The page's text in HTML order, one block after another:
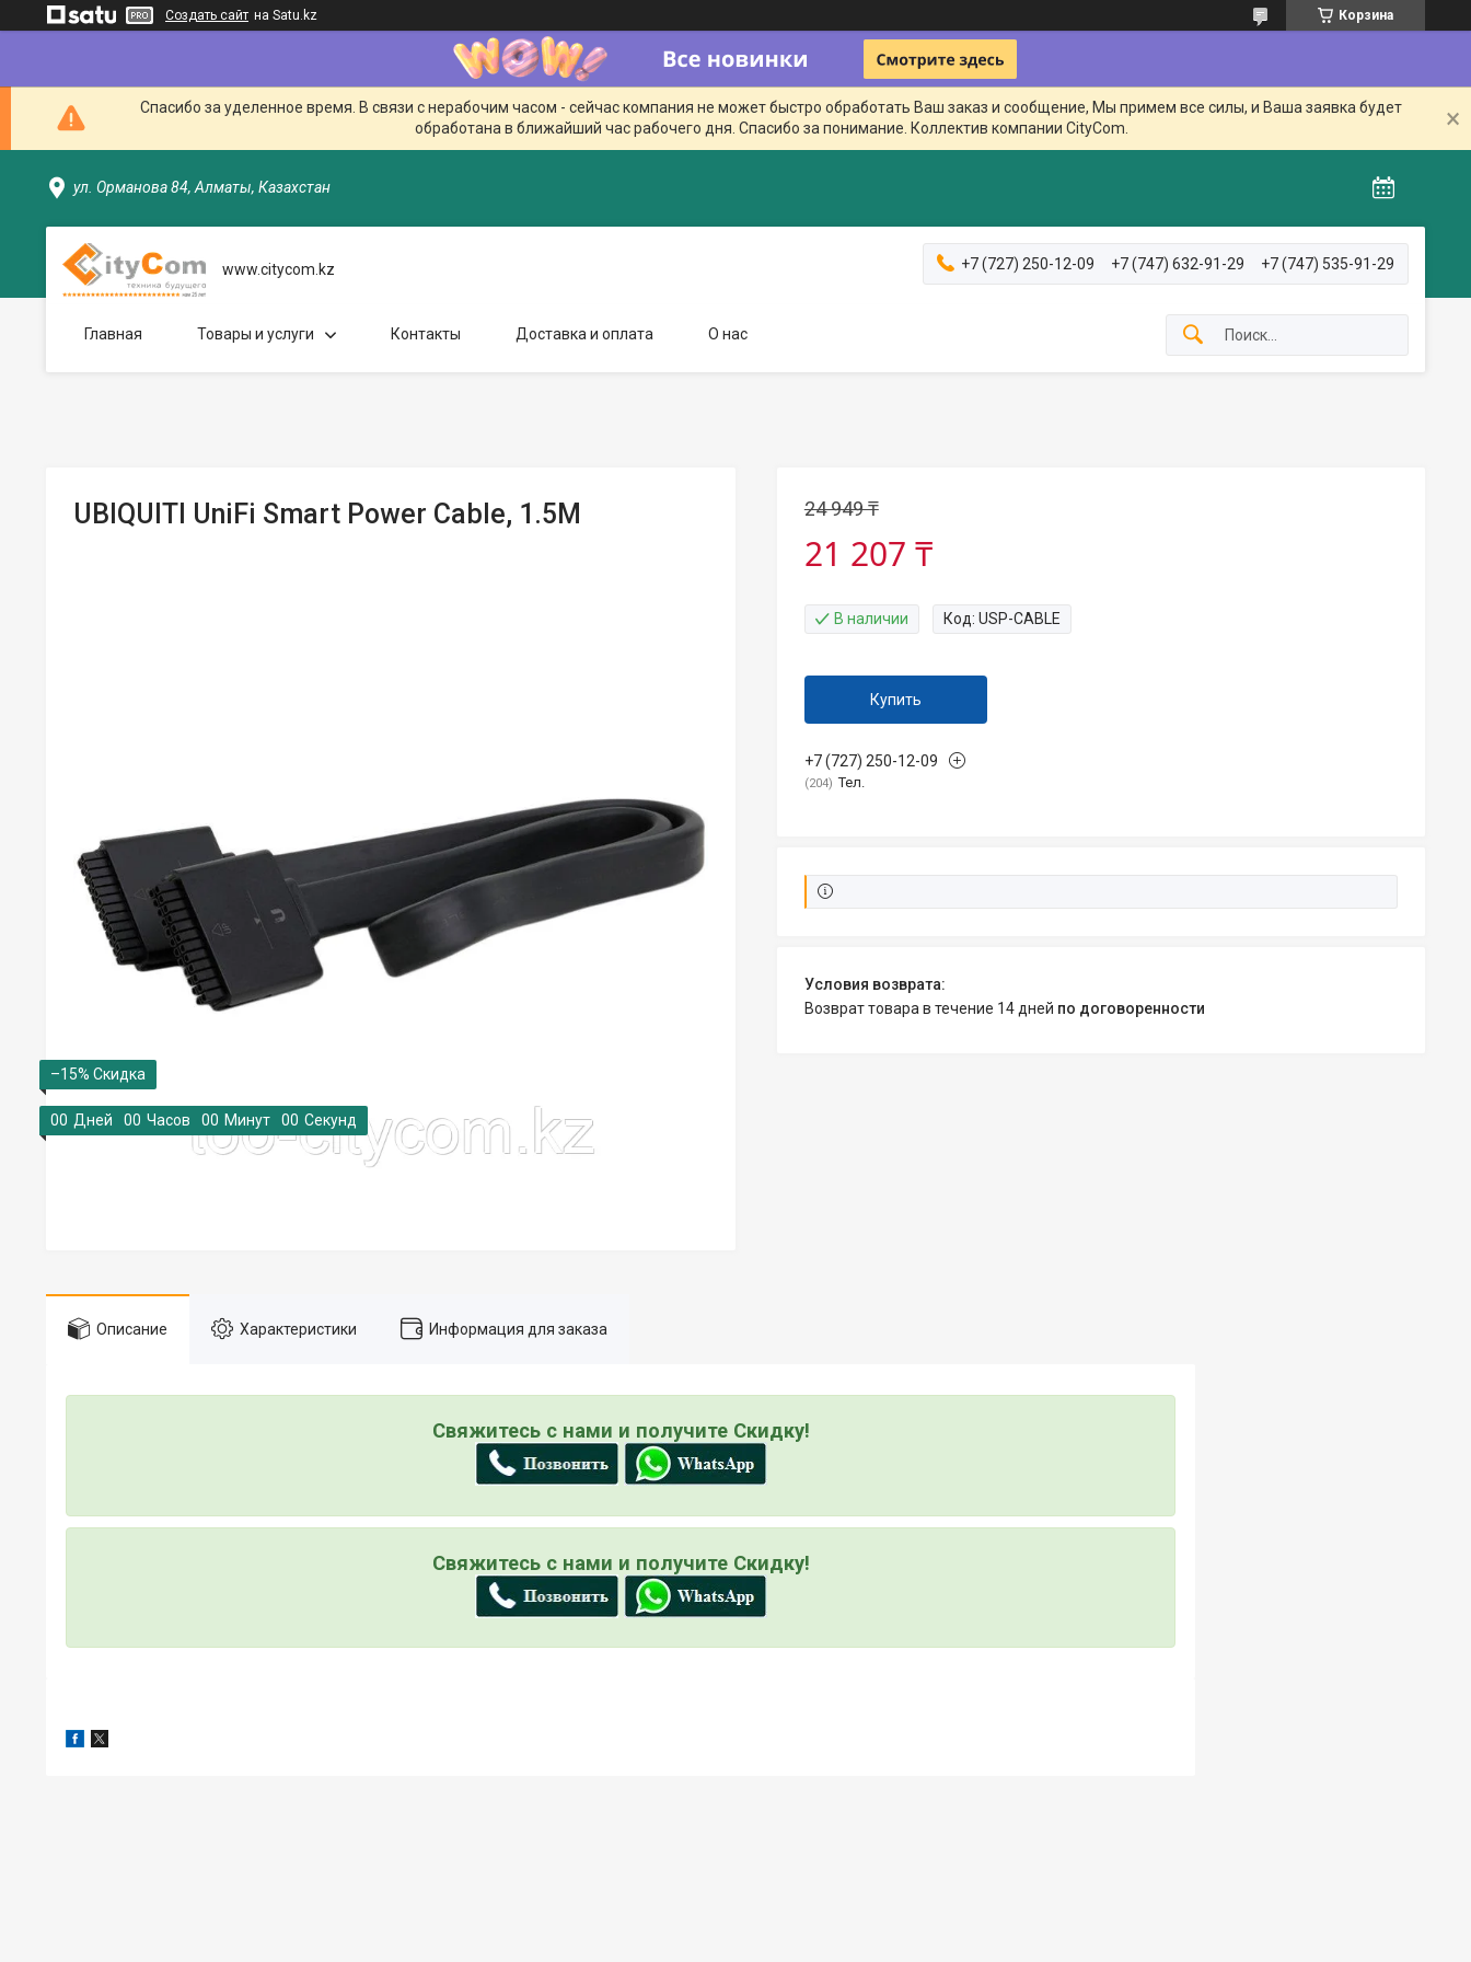
Создать сайт на Satu.kz Корзина
Спасибо за уделенное время. В связи с нерабочим часом - сейчас компания не может быстро обработать Ваш заказ и сообщение, Мы примем все силы, и Ваша заявка будет
обработана в ближайший час рабочего дня. Спасибо за понимание. Коллектив компании CityCom.
ул. Орманова 84, Алматы, Казахстан
www.citycom.kz +7 (727) 250-12-09 +7 (747) 632-91-29 +7 (747) 535-91-29
Главная Товары и услуги Контакты Доставка и оплата О нас
UBIQUITI UniFi Smart Power Cable, 1.5M
–15%
00 Дней 00 Часов 00 Минут 00 Секунд
24 949 ₸
21 207 ₸
В наличии Код: USP-CABLE
Купить
+7 (727) 250-12-09
204 Тел.
возврат товара в течение 14 дней по договоренности
Описание Характеристики Информация для заказа
Свяжитесь с нами и получите Скидку!
Свяжитесь с нами и получите Скидку!